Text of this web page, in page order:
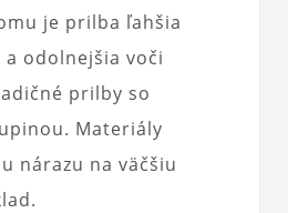
je prilba ľahšia
odolnejšia voči
prilby so
Materiály
nárazu na väčšiu